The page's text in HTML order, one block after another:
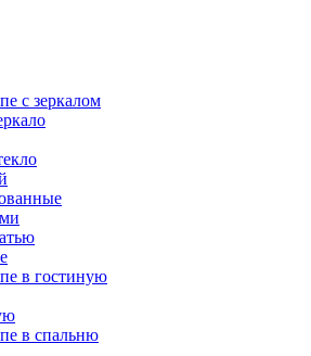
с зеркалом
в гостиную
в спальню